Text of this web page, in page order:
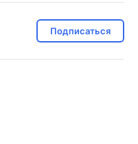
Подписаться